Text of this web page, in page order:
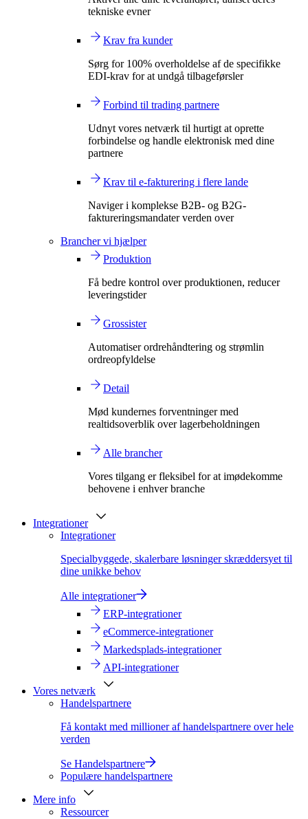
tekniske evner
Krav fra kunder
Sørg for 100% overholdelse af de specifikke
EDI-krav for at undgå tilbageførsler
Forbind til trading partnere
Udnyt vores netværk til hurtigt at oprette
forbindelse og handle elektronisk med dine
partnere
Krav til e-fakturering i flere lande
Naviger i komplekse B2B- og B2G-
faktureringsmandater verden over
Brancher vi hjælper
Produktion
Få bedre kontrol over produktionen, reducer
leveringstider
Grossister
Automatiser ordrehåndtering og strømlin
ordreopfyldelse
Detail
Mød kundernes forventninger med
realtidsoverblik over lagerbeholdningen
Alle brancher
Vores tilgang er fleksibel for at imødekomme
behovene i enhver branche
Integrationer
Integrationer
Specialbyggede, skalerbare løsninger skræddersyet til
dine unikke behov
Alle integrationer
ERP-integrationer
eCommerce-integrationer
Markedsplads-integrationer
API-integrationer
Vores netværk
Handelspartnere
Få kontakt med millioner af handelspartnere over hele
verden
Se Handelspartnere
Populære handelspartnere
Mere info
Ressourcer